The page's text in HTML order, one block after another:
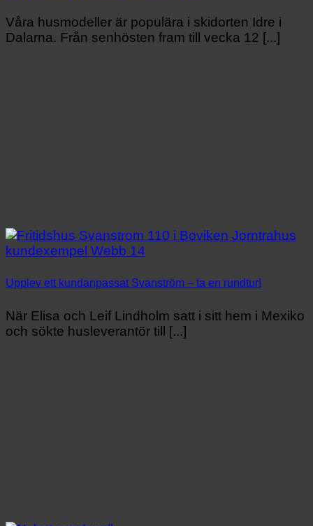
Våra husmodeller är populära i skidorten Idre i
Dalarna. Från senhösten fram till vecka 12 [...]
Upplev ett kundanpassat Svanström – ta en rundtur!
När Elisa och Leif Lindholm satt i sitt hem i Mexiko
och sökte husleverantör till [...]